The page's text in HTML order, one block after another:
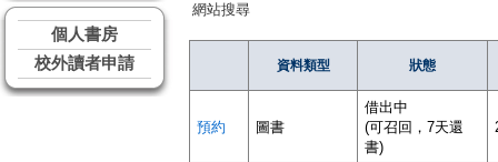
個人書房
校外讀者申請
網站搜尋
資料類型 狀態
預約 圖書
借出中
(可召回，7天還
書)